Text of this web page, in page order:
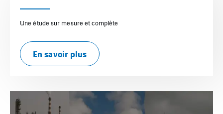
Une étude sur mesure et complète
En savoir plus